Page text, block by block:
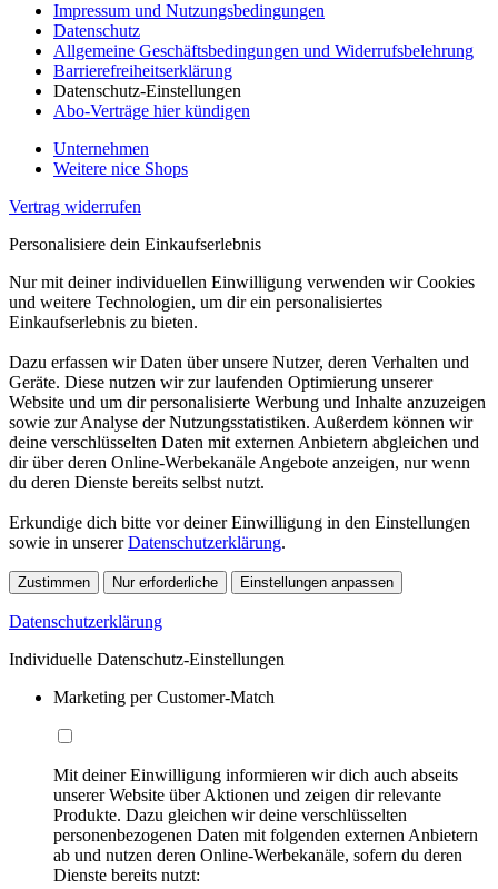
Impressum und Nutzungsbedingungen
Datenschutz
Allgemeine Geschäftsbedingungen und Widerrufsbelehrung
Barrierefreiheitserklärung
Datenschutz-Einstellungen
Abo-Verträge hier kündigen
Unternehmen
Weitere nice Shops
Vertrag widerrufen
Personalisiere dein Einkaufserlebnis
Nur mit deiner individuellen Einwilligung verwenden wir Cookies
und weitere Technologien, um dir ein personalisiertes
Einkaufserlebnis zu bieten.
Dazu erfassen wir Daten über unsere Nutzer, deren Verhalten und
Geräte. Diese nutzen wir zur laufenden Optimierung unserer
Website und um dir personalisierte Werbung und Inhalte anzuzeigen
sowie zur Analyse der Nutzungsstatistiken. Außerdem können wir
deine verschlüsselten Daten mit externen Anbietern abgleichen und
dir über deren Online-Werbekanäle Angebote anzeigen, nur wenn
du deren Dienste bereits selbst nutzt.
Erkundige dich bitte vor deiner Einwilligung in den Einstellungen
sowie in unsererDatenschutzerklärung.
Zustimmen Nur erforderliche Einstellungen anpassen
Datenschutzerklärung
Individuelle Datenschutz-Einstellungen
Marketing per Customer-Match
Mit deiner Einwilligung informieren wir dich auch abseits
unserer Website über Aktionen und zeigen dir relevante
Produkte. Dazu gleichen wir deine verschlüsselten
personenbezogenen Daten mit folgenden externen Anbietern
ab und nutzen deren Online-Werbekanäle, sofern du deren
Dienste bereits nutzt: